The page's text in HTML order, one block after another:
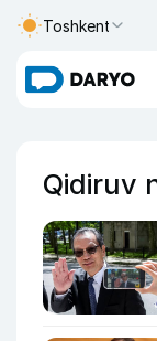
Toshkent
Qidiruv